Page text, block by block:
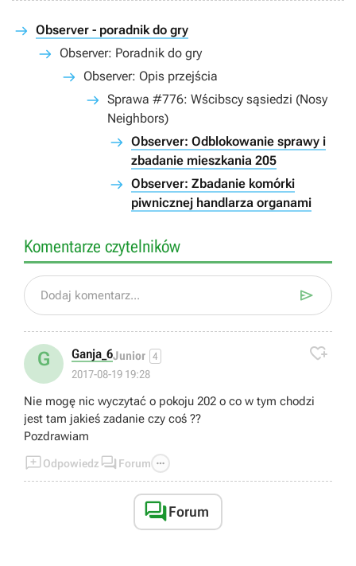
Observer - poradnik do gry
Observer: Poradnik do gry
Observer: Opis przejścia
Sprawa #776: Wścibscy sąsiedzi (Nosy
Neighbors)
Observer: Odblokowanie sprawy i
zbadanie mieszkania 205
Observer: Zbadanie komórki
piwnicznej handlarza organami
Komentarze czytelników
Dodaj komentarz... 
G Ganja_6Junior 4
2017-08-19 19:28

Nie mogę nic wyczytać o pokoju 202 o co w tym chodzi
jest tam jakieś zadanie czy coś ??
Pozdrawiam
Odpowiedz  Forum 
Forum